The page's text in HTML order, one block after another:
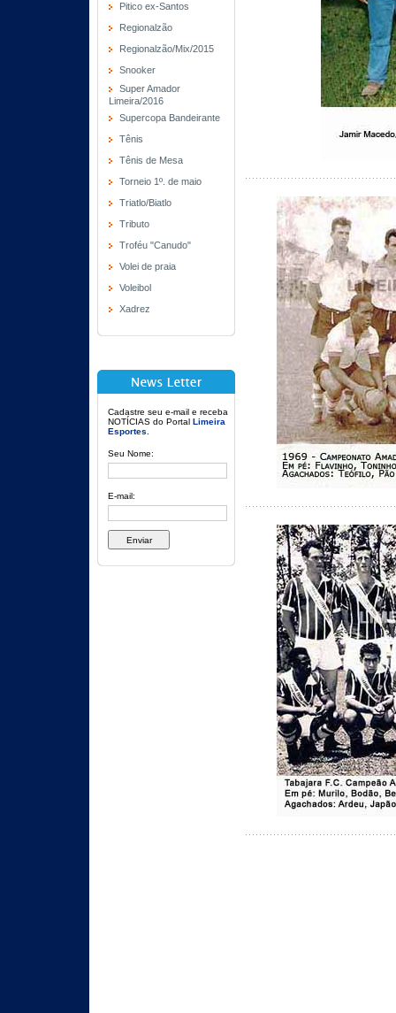
Pitico ex-Santos
Regionalzão
Regionalzão/Mix/2015
Snooker
Super Amador
Limeira/2016
Supercopa Bandeirante
Tênis
Tênis de Mesa
Torneio 1º. de maio
Triatlo/Biatlo
Tributo
Troféu "Canudo"
Volei de praia
Voleibol
Xadrez
Cadastre seu e-mail e receba
NOTÍCIAS do Portal Limeira
Esportes
Seu Nome:
E-mail: